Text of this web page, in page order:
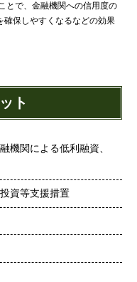
とで、金融機関への信用度の
確保しやすくなるなどの効果
ト
機関による低利融資、
資等支援措置